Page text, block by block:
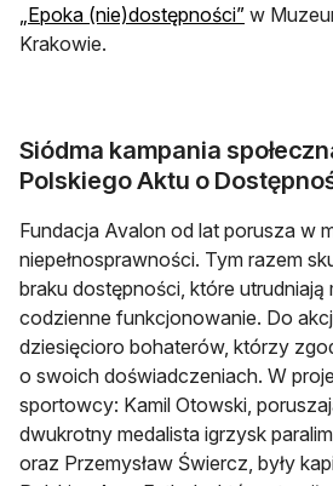
„Epoka (nie)dostępności”otwiera
w
Krakowie.
Siódma kampania
Polskiego Aktu o
Fundacja Avalon od lat porusza w
niepełnosprawności. Tym razem
braku dostępności, które
codzienne funkcjonowanie. Do
dziesięcioro bohaterów, którzy
o swoich doświadczeniach. W
sportowcy: Kamil Otowski,
dwukrotny medalista igrzysk
oraz Przemysław Świercz, były